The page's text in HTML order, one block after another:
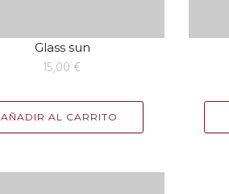
Glass sun
15,00 €
AÑADIR AL CARRITO